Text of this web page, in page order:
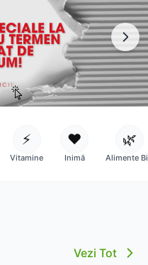
⚡
Vitamine
❤️
Inimă
🌿
Alimente
Vezi Tot